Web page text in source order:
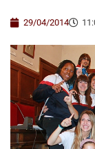
29/04/2014